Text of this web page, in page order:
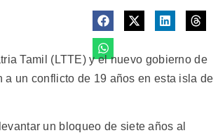
Tamil (LTTE) y el nuevo gobierno de
un conflicto de 19 años en esta isla de
un bloqueo de siete años al